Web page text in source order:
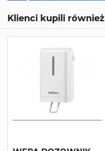
Klienci kupili również